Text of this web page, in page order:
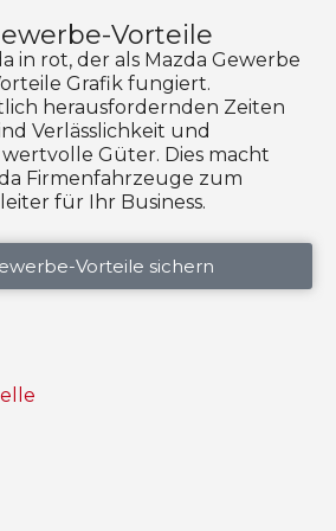
Vorteile
herausfordernden Zeiten
Verlässlichkeit und
Güter. Dies macht
Firmenfahrzeuge zum
für Ihr Business.
Vorteile sichern